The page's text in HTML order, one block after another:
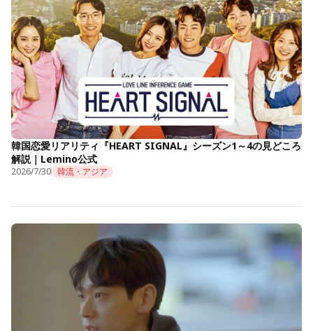
韓国恋愛リアリティ『HEART SIGNAL』シーズン1～4の見どころ
解説｜Lemino公式
2026/7/30 韓流・アジア